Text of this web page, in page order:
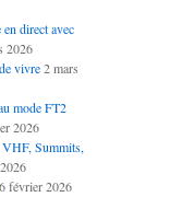
direct avec
2026
vivre 2 mars
mode FT2
2026
Summits,
février 2026